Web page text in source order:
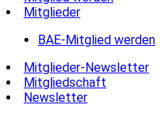
Mitglieder
BAE-Mitglied werden
Mitglieder-Newsletter
Mitgliedschaft
Newsletter